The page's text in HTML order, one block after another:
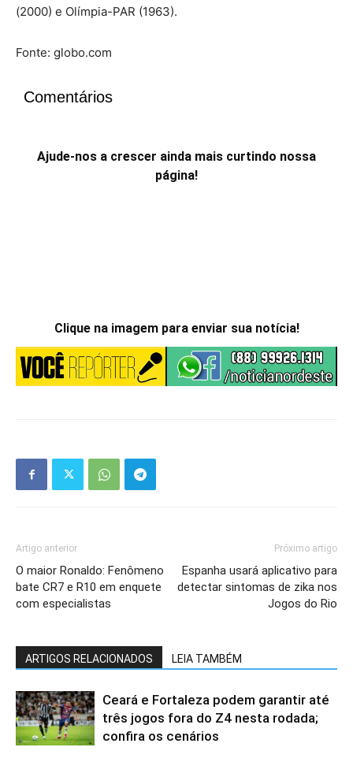
(2000) e Olímpia-PAR (1963).
Fonte: globo.com
Comentários
Ajude-nos a crescer ainda mais curtindo nossa
página!
Clique na imagem para enviar sua notícia!
Artigo anterior
O maior Ronaldo: Fenômeno
bate CR7 e R10 em enquete
com especialistas
Próximo artigo
Espanha usará aplicativo para
detectar sintomas de zika nos
Jogos do Rio
ARTIGOS RELACIONADOS LEIA TAMBÉM
Ceará e Fortaleza podem garantir até
três jogos fora do Z4 nesta rodada;
confira os cenários